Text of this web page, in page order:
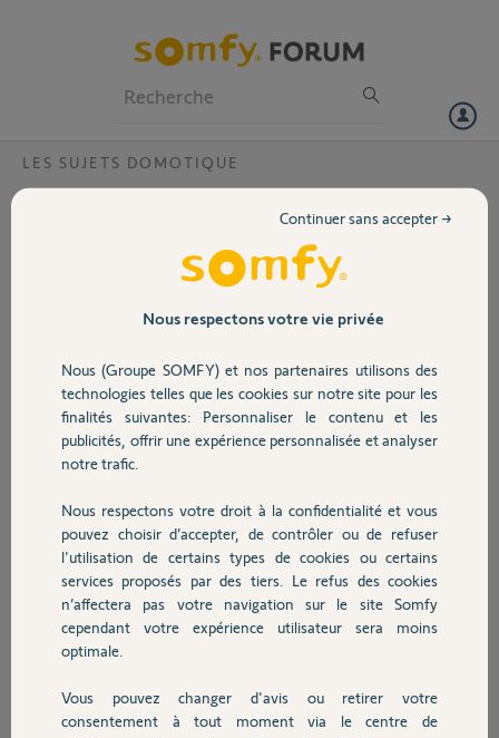
Volet
Sécurité
Domotique
Chauffage
Autres produits
Devis avec un pro
LES SUJETS DOMOTIQUE
tahoma switch déjà associée à un compte
ma box tahoma à déjà été associée à un compte mais je ne sais pas
Merci,
il y a environ 2 ans
Participer au fil de discussion
Réponses
Bonjour
Mon kit de connectivité est déjà associé à un compte.
Nous respectons votre vie privée
Nous (Groupe SOMFY) et nos partenaires utilisons des
technologies telles que les cookies sur notre site pour les
finalités suivantes: Personnaliser le contenu et les
publicités, offrir une expérience personnalisée et analyser
notre trafic.
Nous respectons votre droit à la confidentialité et vous
pouvez choisir d’accepter, de contrôler ou de refuser
l'utilisation de certains types de cookies ou certains
services proposés par des tiers. Le refus des cookies
n’affectera pas votre navigation sur le site Somfy
cependant votre expérience utilisateur sera moins
optimale.
Vous pouvez changer d'avis ou retirer votre
consentement à tout moment via le centre de
Continuer sans accepter →